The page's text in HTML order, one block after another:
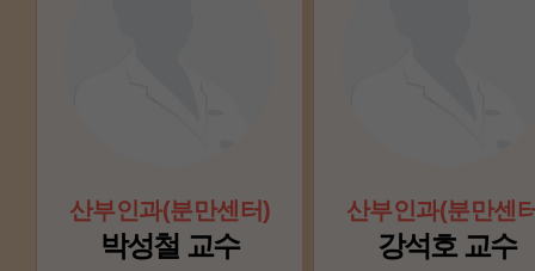
산부인과(분만센터)
박성철 교수
산부인과(분만센
강석호 교수